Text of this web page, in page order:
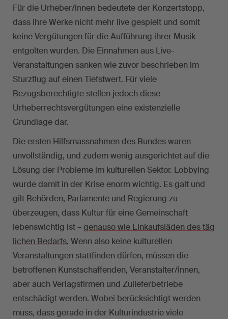
Für die Urheber/innen bedeutete der Konzertstopp,
dass ihre Werke nicht mehr live gespielt und somit
keine Vergütungen für die Aufführung ihrer Musik
entgolten wurden. Die Einnahmen aus Live-
Veranstaltungen sanken wie zuvor beschrieben im
Sturzflug auf einen Tiefstwert. Für viele
Bezugsberechtigte stellen jedoch diese
Urheberrechtsvergütungen eine existenzielle
Grundlage dar.
Die ersten Hilfsmassnahmen des Bundes waren
unvollständig, und zudem wenig ausgerichtet auf die
Lösung der Probleme im kulturellen Sektor. Lobbying
wurde damit in der Krise enorm wichtig. Es galt und
gilt Behörden, Parlamente und Regierung zu
überzeugen, dass Kultur für eine Gemeinschaft
lebenswichtig ist –genauso wie Einkaufsläden des täg
lichen Bedarfs. Wenn also keine kulturellen
Veranstaltungen stattfinden dürfen, müssen die
betroffenen Kunstschaffenden, Veranstalter/innen,
aber auch Verlagsfirmen und Zulieferbetriebe
entschädigt werden. Wobei berücksichtigt werden
muss, dass gerade in der Kulturindustrie viele